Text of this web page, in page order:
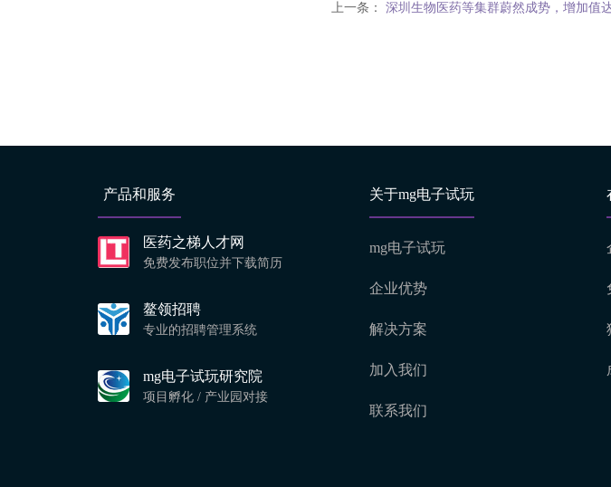
上一条： 深圳生物医药等集群蔚然成势，增加值达
产品和服务
医药之梯人才网
免费发布职位并下载简历
鳌领招聘
专业的招聘管理系统
mg电子试玩研究院
项目孵化 / 产业园对接
关于mg电子试玩
mg电子试玩
企业优势
解决方案
加入我们
联系我们